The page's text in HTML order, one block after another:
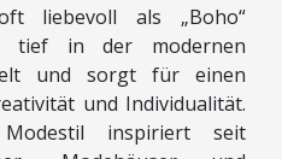
liebevoll als „Boho“
tief in der modernen
und sorgt für einen
und Individualität.
inspiriert seit